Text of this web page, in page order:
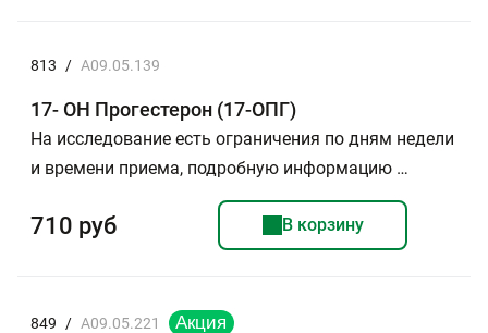
813 / A09.05.139
17- ОН Прогестерон (17-ОПГ)
На исследование есть ограничения по дням недели
и времени приема, подробную информацию …
710 руб В корзину
849 / A09.05.221